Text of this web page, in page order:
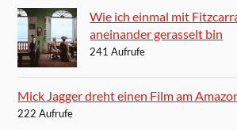
Wie ich einmal mit
aneinander gerasselt bin
241 Aufrufe
Mick Jagger dreht einen Film am
222 Aufrufe